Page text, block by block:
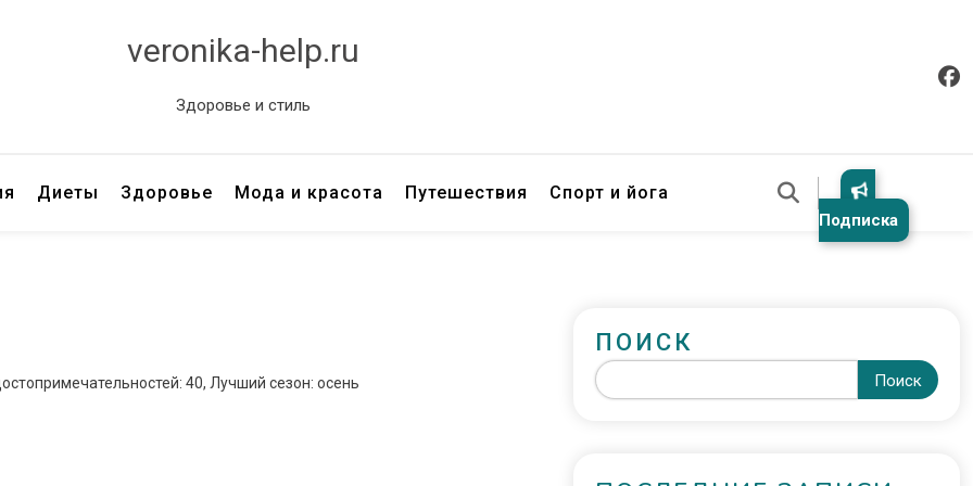
veronika-help.ru
Здоровье и стиль
Диеты Здоровье Мода и красота Путешествия Спорт и йога
Подписка
40, Лучший сезон: осень
ПОИСК
Поиск